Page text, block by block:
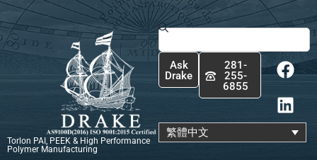
跳
至
主
Torlon PAI, PEEK & High Performance
Polymer Manufacturing
搜
尋
Ask
Drake
281-
255-
6855
F
a
c
e
b
o
L
i
n
k
e
d
繁體中文